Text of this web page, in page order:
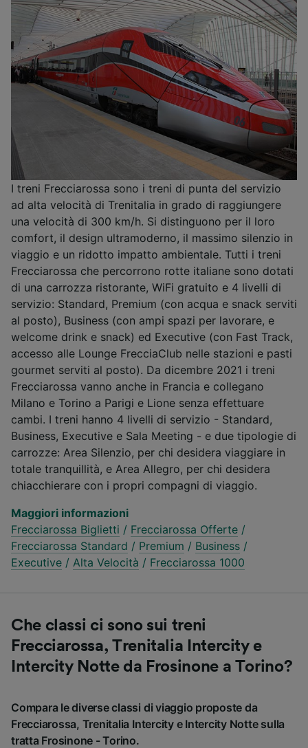
I treni Frecciarossa sono i treni di punta del servizio
ad alta velocità di Trenitalia in grado di raggiungere
una velocità di 300 km/h. Si distinguono per il loro
comfort, il design ultramoderno, il massimo silenzio in
viaggio e un ridotto impatto ambientale. Tutti i treni
Frecciarossa che percorrono rotte italiane sono dotati
di una carrozza ristorante, WiFi gratuito e 4 livelli di
servizio: Standard, Premium (con acqua e snack serviti
al posto), Business (con ampi spazi per lavorare, e
welcome drink e snack) ed Executive (con Fast Track,
accesso alle Lounge FrecciaClub nelle stazioni e pasti
gourmet serviti al posto). Da dicembre 2021 i treni
Frecciarossa vanno anche in Francia e collegano
Milano e Torino a Parigi e Lione senza effettuare
cambi. I treni hanno 4 livelli di servizio - Standard,
Business, Executive e Sala Meeting - e due tipologie di
carrozze: Area Silenzio, per chi desidera viaggiare in
totale tranquillità, e Area Allegro, per chi desidera
chiacchierare con i propri compagni di viaggio.
Maggiori informazioni
Frecciarossa Biglietti / Frecciarossa Offerte /
Frecciarossa Standard / Premium / Business /
Executive / Alta Velocità / Frecciarossa 1000
Che classi ci sono sui treni
Frecciarossa, Trenitalia Intercity e
Intercity Notte da Frosinone a Torino?
Compara le diverse classi di viaggio proposte da
Frecciarossa, Trenitalia Intercity e Intercity Notte sulla
tratta Frosinone - Torino.